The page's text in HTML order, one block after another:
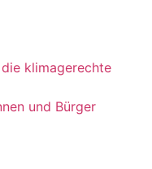
klimagerechte
und Bürger